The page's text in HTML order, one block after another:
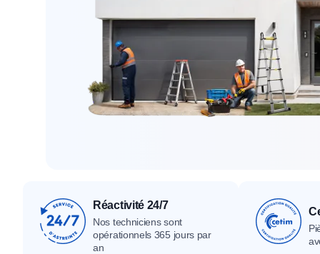
Tous nos produits
Tous nos
Réactivité 24/7
Nos techniciens sont
opérationnels 365 jours par
an